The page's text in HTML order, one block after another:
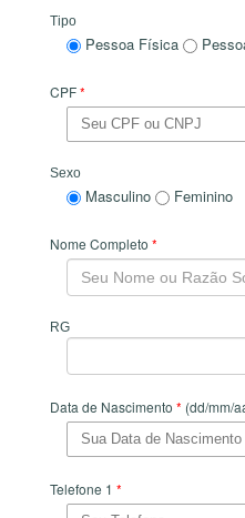
Tipo
Pessoa Física
CPF*
Sexo
Masculino Feminino
Nome Completo *
RG
Data de Nascimento * (dd/mm/
Telefone 1 *